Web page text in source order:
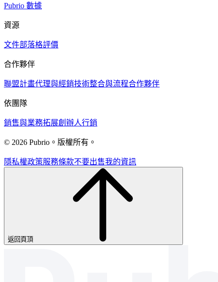
Pubrio 數據
資源
文件部落格評價
合作夥伴
聯盟計畫代理與經銷技術整合與流程合作夥伴
依團隊
銷售與業務拓展創辦人行銷
© 2026 Pubrio。版權所有。
隱私權政策服務條款不要出售我的資訊
返回頁頂